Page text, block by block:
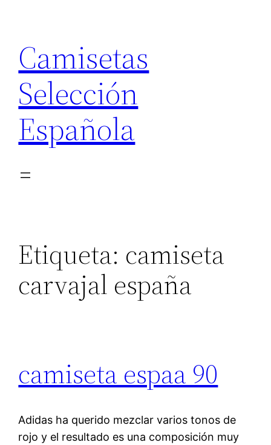
contenido
Camisetas
Selección
Española
Etiqueta: camiseta
carvajal españa
camiseta espaa 90
Adidas ha querido mezclar varios tonos de
rojo y el resultado es una composición muy